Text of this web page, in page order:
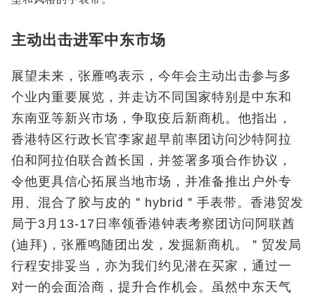
主动出击进军中东市场
展望未来，张雁鸣表示，今年会主动出击参与多
个业内重要展览，并走访不同国家特别是中东和
东南亚等新兴市场，争取疫后新商机。他指出，
香港特区行政长官李家超早前率团访问沙特阿拉
伯和阿拉伯联合酋长国，并签署多项合作协议，
令他更具信心拓展当地市场，并准备推出户外专
用、混合了胶与皮的＂hybrid＂手表带。香港贸发
局于3月13-17日率领香港钟表考察团访问阿联酋
(迪拜)，张雁鸣随团出发，发掘新商机。＂贸发局
行程安排妥当，亦为我们约见潜在买家，通过一
对一的会面洽商，提升合作机会。虽然中东天气